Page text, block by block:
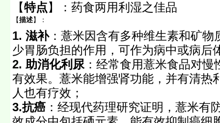
【特点】： 药食两用利湿之佳品
【描述】：
1. 滋补：薏米因含有多种维生素和矿物
少胃肠负担的作用，可作为病中或病后
2. 助消化利尿：经常食用薏米食品对慢
有效果。薏米能增强肾功能，并有清热
人也有疗效；
3.抗癌 ：经现代药理研究证明，薏米有